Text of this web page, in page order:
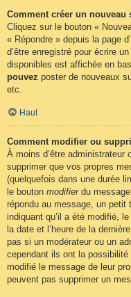
Comment créer un
Cliquez sur le bouton «
« Répondre » depuis la page
d’être enregistré pour écrire
disponibles est affichée en
pouvez poster de nouveaux
etc.
Haut
Comment modifier ou
À moins d’être administrateur
supprimer que vos propres
(quelquefois dans une durée
le bouton modifierdu message
répondu au message, un petit
indiquant qu’il a été modifié,
la date et l’heure de la
pas si un modérateur ou un
cependant ils ont la possibilité
modifié le message de leur
peuvent pas supprimer un